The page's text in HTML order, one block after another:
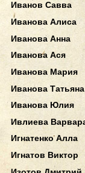
Иванов Савва
Иванова Алиса
Иванова Анна
Иванова Ася
Иванова Мария
Иванова Татьяна
Иванова Юлия
Ивлиева
Игнатенко Алла
Игнатов Виктор